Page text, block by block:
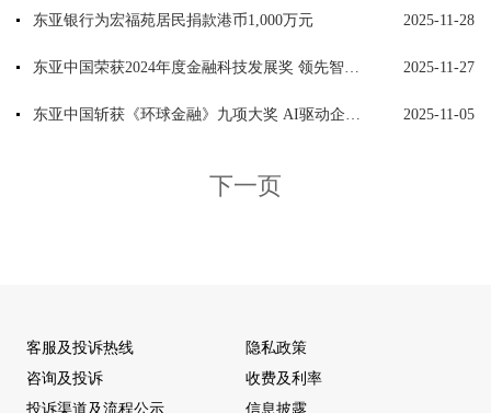
东亚银行为宏福苑居民捐款港币1,000万元 2025-11-28
东亚中国荣获2024年度金融科技发展奖 领先智能平台破解跨境风控难题 2025-11-27
东亚中国斩获《环球金融》九项大奖 AI驱动企业银行数字化转型成标杆 2025-11-05
下一页
客服及投诉热线
咨询及投诉
投诉渠道及流程公示
隐私政策
收费及利率
信息披露